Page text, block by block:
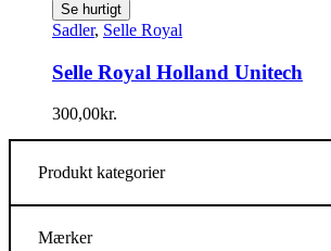
Se hurtigt
Sadler, Selle Royal
Selle Royal Holland Unitech
300,00kr.
Produkt kategorier
Mærker